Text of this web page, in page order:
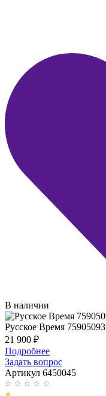
В наличии
Русское Время 75905093
21 900 ₽
Подробнее
Задать вопрос
Артикул 6450045